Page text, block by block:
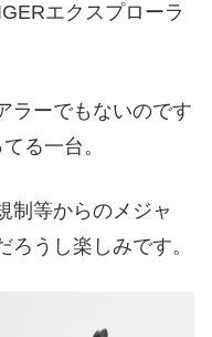
エクスプローラ
ラーでもないのです
る一台。
制等からのメジャ
うし楽しみです。